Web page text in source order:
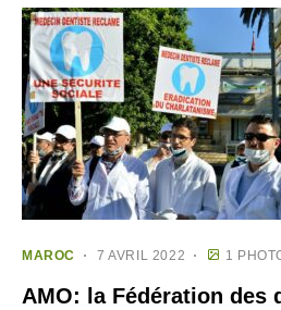
MAROC 7 AVRIL 2022 1
AMO: la Fédération des